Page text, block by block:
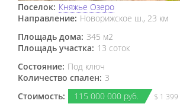
Поселок: Княжье Озеро
Направление: Новорижское ш., 23 км
Площадь дома: 345 м2
Площадь участка: 13 соток
Состояние: Под ключ
Количество спален: 3
Стоимость:
115 000 000 руб.
$ 1 399